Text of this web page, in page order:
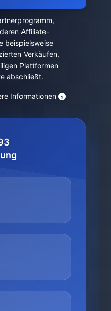
Affiliate-
beispielsweise
Verkäufen,
Plattformen
abschließt.
Informationen